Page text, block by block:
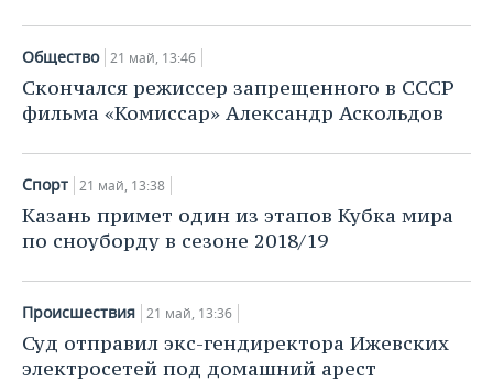
Общество 21 май, 13:46
Скончался режиссер запрещенного в СССР
фильма «Комиссар» Александр Аскольдов
Спорт 21 май, 13:38
Казань примет один из этапов Кубка мира
по сноуборду в сезоне 2018/19
Происшествия 21 май, 13:36
Суд отправил экс-гендиректора Ижевских
электросетей под домашний арест